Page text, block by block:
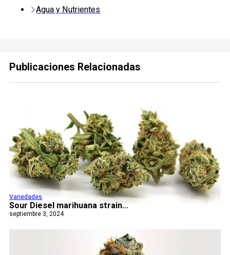
Agua y Nutrientes
Publicaciones Relacionadas
Sour Diesel marihuana strain...
Variedades
septiembre 3, 2024